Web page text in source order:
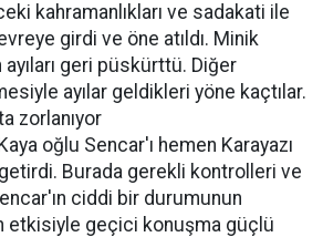
kahramanlıkları ve sadakati ile
girdi ve öne atıldı. Minik
ayıları geri püskürttü. Diğer
ayılar geldikleri yöne kaçtılar.
zorlanıyor
oğlu Sencar'ı hemen Karayazı
Burada gerekli kontrolleri ve
ciddi bir durumunun
etkisiyle geçici konuşma güçlü